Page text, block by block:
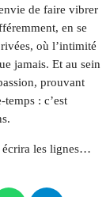
de faire vibrer
en se
où l’intimité
jamais. Et au sein
prouvant
: c’est
écrira les lignes…